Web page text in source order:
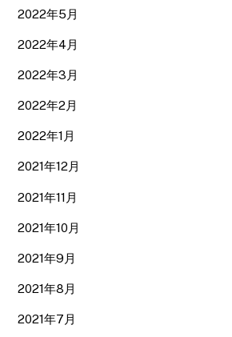
2022年5月
2022年4月
2022年3月
2022年2月
2022年1月
2021年12月
2021年11月
2021年10月
2021年9月
2021年8月
2021年7月